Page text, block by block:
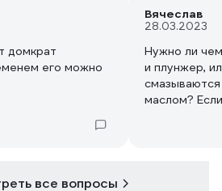
домкрат
его можно
Вячеслав
28.03.2023
Нужно ли
и плунжер,
маслом?
все вопросы